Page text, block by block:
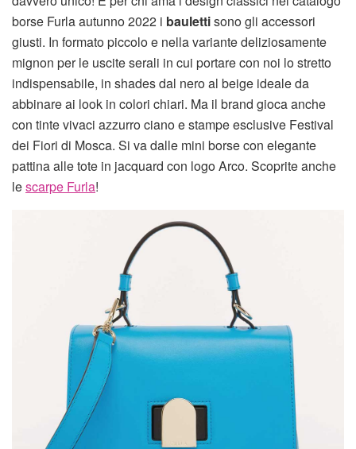
borse Furla autunno 2022 i baulettisono gli accessori
giusti. In formato piccolo e nella variante deliziosamente
mignon per le uscite serali in cui portare con noi lo stretto
indispensabile, in shades dal nero al beige ideale da
abbinare ai look in colori chiari. Ma il brand gioca anche
con tinte vivaci azzurro ciano e stampe esclusive Festival
dei Fiori di Mosca. Si va dalle mini borse con elegante
pattina alle tote in jacquard con logo Arco. Scoprite anche
lescarpe Furla!